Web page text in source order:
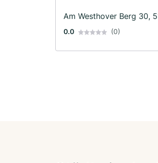
Am Westhover Berg 30,
0.0 (0)